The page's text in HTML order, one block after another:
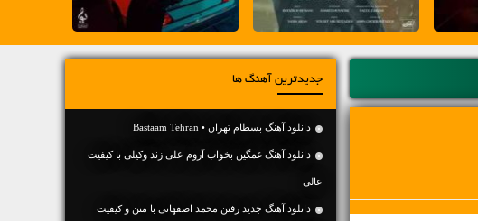
جدیدترین آهنگ ها
دانلود آهنگ بسطام تهران • Bastaam Tehran
دانلود آهنگ غمگین بخواب آروم علی زند وکیلی با کیفیت
عالی
دانلود آهنگ جديد رفتن محمد اصفهانی با متن و کیفیت